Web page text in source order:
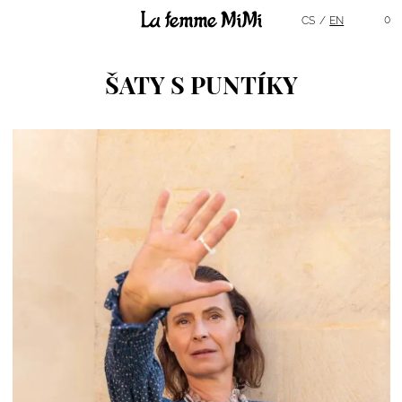
CS EN 0
ŠATY S PUNTÍKY